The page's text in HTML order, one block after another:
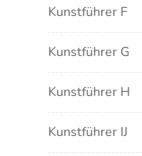
Kunstführer F
Kunstführer G
Kunstführer H
Kunstführer IJ